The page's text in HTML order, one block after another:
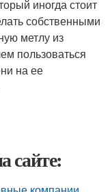
иногда стоит
собственными
метлу из
пользоваться
на ее
сайте: